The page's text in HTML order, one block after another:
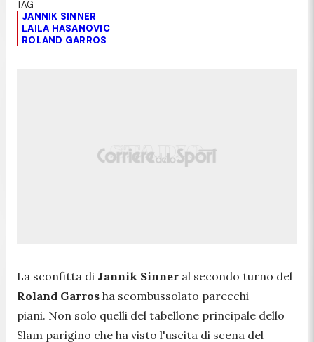
JANNIK SINNER
LAILA HASANOVIC
ROLAND GARROS
La sconfitta di Jannik Sinner al secondo turno del
Roland Garros ha scombussolato parecchi
piani. Non solo quelli del tabellone principale dello
Slam parigino che ha visto l'uscita di scena del